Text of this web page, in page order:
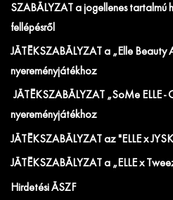
SZABÁLYZAT a jogellenes tartalmú
fellépésről
JÁTÉKSZABÁLYZAT a „Elle Beauty
nyereményjátékhoz
JÁTÉKSZABÁLYZAT „SoMe ELLE -
nyereményjátékhoz
JÁTÉKSZABÁLYZAT az "ELLE x
JÁTÉKSZABÁLYZAT a „ELLE x
Hirdetési ÁSZF